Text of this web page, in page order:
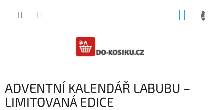
ADVENTNÍ KALENDÁŘ LABUBU –
LIMITOVANÁ EDICE